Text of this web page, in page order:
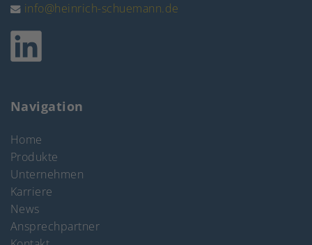
info@heinrich-schuemann.de
Navigation
Home
Produkte
Unternehmen
Karriere
News
Ansprechpartner